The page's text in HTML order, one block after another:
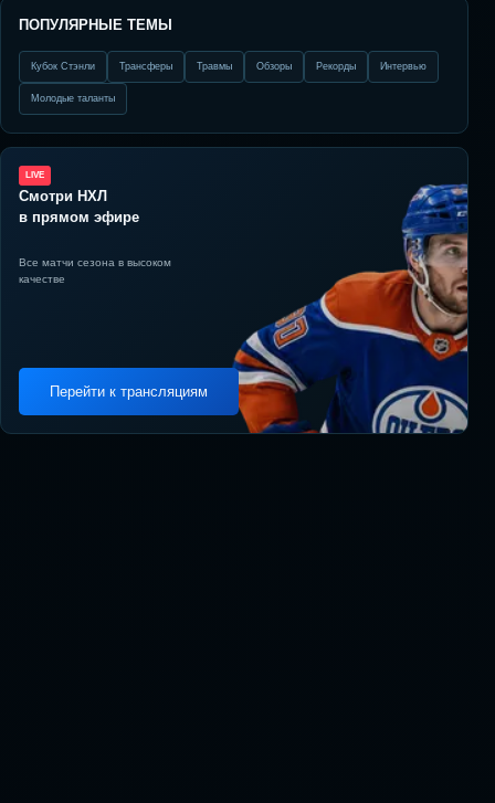
ПОПУЛЯРНЫЕ ТЕМЫ
Кубок Стэнли Трансферы Травмы Обзоры Рекорды Интервью
Молодые таланты
LIVE
Смотри НХЛ
в прямом эфире
Все матчи сезона в высоком
качестве
Перейти к трансляциям